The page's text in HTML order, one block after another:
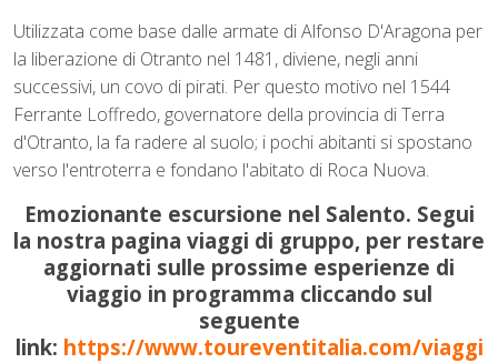
Utilizzata come base dalle armate di Alfonso D'Aragona per
la liberazione di Otranto nel 1481, diviene, negli anni
successivi, un covo di pirati. Per questo motivo nel 1544
Ferrante Loffredo, governatore della provincia di Terra
d'Otranto, la fa radere al suolo; i pochi abitanti si spostano
verso l'entroterra e fondano l'abitato di Roca Nuova.
Emozionante escursione nel Salento. Segui
la nostra pagina viaggi di gruppo, per restare
aggiornati sulle prossime esperienze di
viaggio in programma cliccando sul
seguente
link: https://www.toureventitalia.com/viaggi